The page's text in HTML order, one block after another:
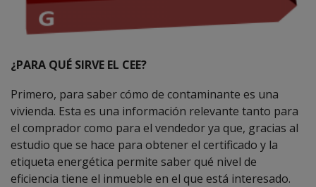
¿PARA QUÉ SIRVE EL CEE?
Primero, para saber cómo de contaminante es una
vivienda. Esta es una información relevante tanto para
el comprador como para el vendedor ya que, gracias al
estudio que se hace para obtener el certificado y la
etiqueta energética permite saber qué nivel de
eficiencia tiene el inmueble en el que está interesado.